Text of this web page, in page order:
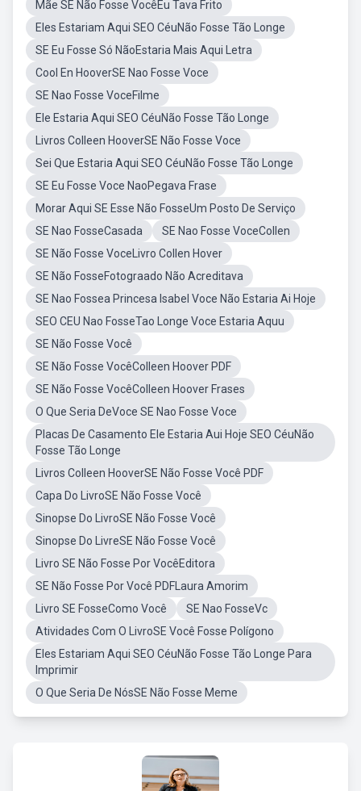
Mãe SE Não Fosse VocêEu Tava Frito
Eles Estariam Aqui SEO CéuNão Fosse Tão Longe
SE Eu Fosse Só NãoEstaria Mais Aqui Letra
Cool En HooverSE Nao Fosse Voce
SE Nao Fosse VoceFilme
Ele Estaria Aqui SEO CéuNão Fosse Tão Longe
Livros Colleen HooverSE Não Fosse Voce
Sei Que Estaria Aqui SEO CéuNão Fosse Tão Longe
SE Eu Fosse Voce NaoPegava Frase
Morar Aqui SE Esse Não FosseUm Posto De Serviço
SE Nao FosseCasada
SE Nao Fosse VoceCollen
SE Não Fosse VoceLivro Collen Hover
SE Não FosseFotograado Não Acreditava
SE Nao Fossea Princesa Isabel Voce Não Estaria Ai Hoje
SEO CEU Nao FosseTao Longe Voce Estaria Aquu
SE Não Fosse Você
SE Não Fosse VocêColleen Hoover PDF
SE Não Fosse VocêColleen Hoover Frases
O Que Seria DeVoce SE Nao Fosse Voce
Placas De Casamento Ele Estaria Aui Hoje SEO CéuNão
Fosse Tão Longe
Livros Colleen HooverSE Não Fosse Você PDF
Capa Do LivroSE Não Fosse Você
Sinopse Do LivroSE Não Fosse Você
Sinopse Do LivreSE Não Fosse Você
Livro SE Não Fosse Por VocêEditora
SE Não Fosse Por Você PDFLaura Amorim
Livro SE FosseComo Você
SE Nao FosseVc
Atividades Com O LivroSE Você Fosse Polígono
Eles Estariam Aqui SEO CéuNão Fosse Tão Longe Para
Imprimir
O Que Seria De NósSE Não Fosse Meme